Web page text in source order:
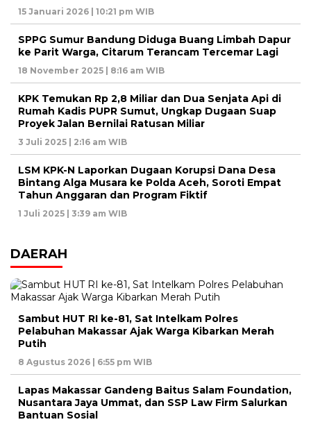
15 Januari 2026 | 10:21 pm WIB
SPPG Sumur Bandung Diduga Buang Limbah Dapur
ke Parit Warga, Citarum Terancam Tercemar Lagi
18 November 2025 | 8:16 am WIB
KPK Temukan Rp 2,8 Miliar dan Dua Senjata Api di
Rumah Kadis PUPR Sumut, Ungkap Dugaan Suap
Proyek Jalan Bernilai Ratusan Miliar
3 Juli 2025 | 2:16 am WIB
LSM KPK-N Laporkan Dugaan Korupsi Dana Desa
Bintang Alga Musara ke Polda Aceh, Soroti Empat
Tahun Anggaran dan Program Fiktif
1 Juli 2025 | 3:39 am WIB
DAERAH
Sambut HUT RI ke-81, Sat Intelkam Polres
Pelabuhan Makassar Ajak Warga Kibarkan Merah
Putih
8 Agustus 2026 | 6:55 pm WIB
Lapas Makassar Gandeng Baitus Salam Foundation,
Nusantara Jaya Ummat, dan SSP Law Firm Salurkan
Bantuan Sosial